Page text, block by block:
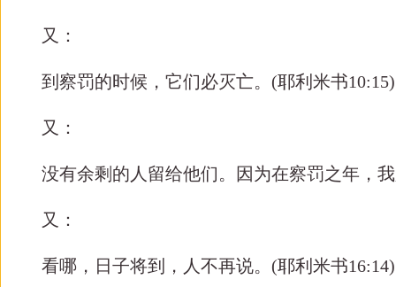
又：
到察罚的时候，它们必灭亡。 (耶利米书10:15)
又：
没有余剩的人留给他们。因为在察罚之年，我
又：
看哪，日子将到，人不再说。 (耶利米书16:14)